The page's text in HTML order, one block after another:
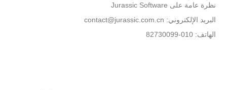
نظرة عامة على Jurassic Software
البريد الإلكتروني: contact@jurassic.com.cn
الهاتف: 010-82730099